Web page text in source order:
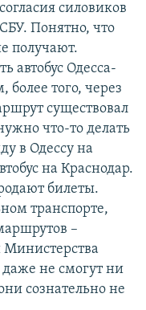
силовиков
Понятно, что
получают.
автобус Одесса-
того, через
существовал
что-то делать
в Одессу на
на Краснодар.
билеты.
транспорте,
–
не смогут ни
сознательно не